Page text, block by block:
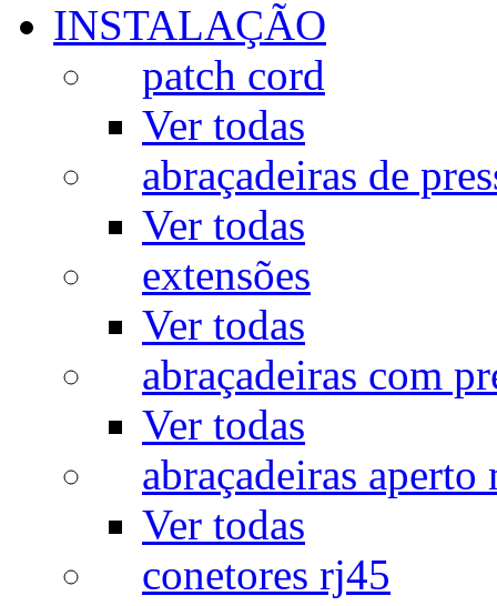
INSTALAÇÃO
patch cord
Ver todas
abraçadeiras de
Ver todas
extensões
Ver todas
abraçadeiras com
Ver todas
abraçadeiras aperto
Ver todas
conetores rj45